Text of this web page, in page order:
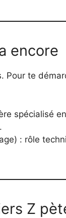
encore
Pour te
spécialisé
: rôle
Z